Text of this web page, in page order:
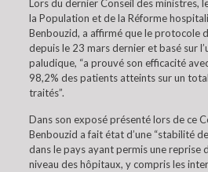
Lors du dernier Conseil des ministres,
la Population et de la Réforme
Benbouzid, a affirmé que le protocole
depuis le 23 mars dernier et basé sur
paludique, “a prouvé son efficacité
98,2% des patients atteints sur un
traités”.
Dans son exposé présenté lors de ce
Benbouzid a fait état d’une “stabilité
dans le pays ayant permis une reprise
niveau des hôpitaux, y compris les